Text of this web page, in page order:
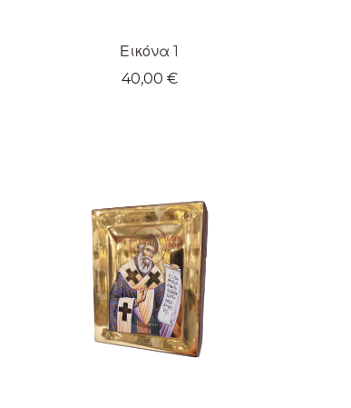
Εικόνα 1
40,00 €